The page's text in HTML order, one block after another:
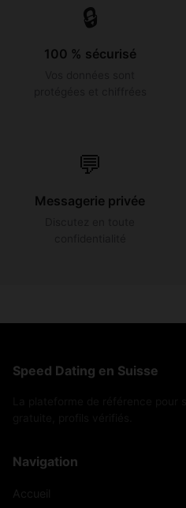
🔒
100 % sécurisé
💬
Messagerie privée
Speed Dating en Suisse
Navigation